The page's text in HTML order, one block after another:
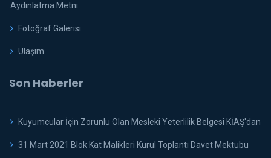
Aydınlatma Metni
Fotoğraf Galerisi
Ulaşım
Son Haberler
Kuyumcular İçin Zorunlu Olan Mesleki Yeterlilik Belgesi KİAŞ'dan
31 Mart 2021 Blok Kat Malikleri Kurul Toplantı Davet Mektubu